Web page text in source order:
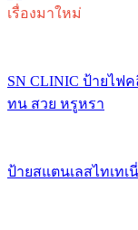
เรื่องมาใหม่
SN CLINIC ป้ายไ
ทน สวย หรูหรา
ป้ายสแตนเลสไทเท